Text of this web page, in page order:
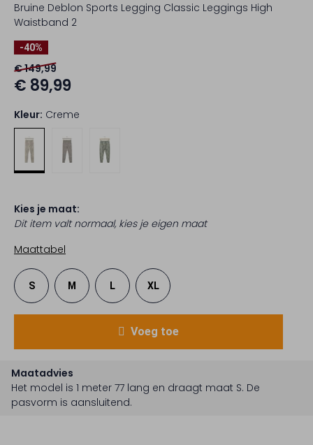
Bruine Deblon Sports Legging Classic Leggings High
Waistband 2
-40%
€ 149,99
€ 89,99
Kleur: Creme
Kies je maat:
Dit item valt normaal, kies je eigen maat
Maattabel
S M L XL
Voeg toe
Maatadvies
Het model is 1 meter 77 lang en draagt maat S. De
pasvorm is aansluitend.